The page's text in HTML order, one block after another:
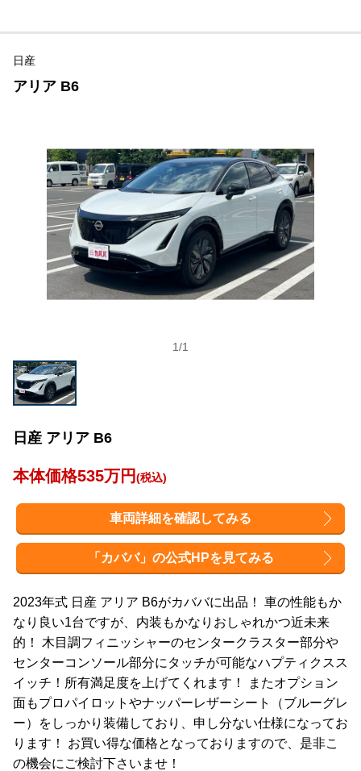
日産
アリア B6
1/1
日産 アリア B6
本体価格535万円(税込)
車両詳細を確認してみる
「カババ」の公式HPを見てみる
2023年式 日産 アリア B6がカババに出品！ 車の性能もか
なり良い1台ですが、内装もかなりおしゃれかつ近未来
的！ 木目調フィニッシャーのセンタークラスター部分や
センターコンソール部分にタッチが可能なハプティクスス
イッチ！所有満足度を上げてくれます！ またオプション
面もプロパイロットやナッパーレザーシート（ブルーグレ
ー）をしっかり装備しており、申し分ない仕様になってお
ります！ お買い得な価格となっておりますので、是非こ
の機会にご検討下さいませ！